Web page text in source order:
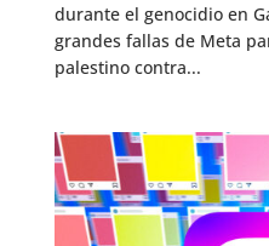
durante el genocidio en
grandes fallas de Meta
palestino contra...